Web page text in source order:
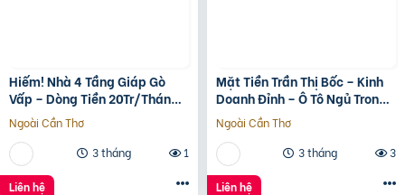
Hiếm! Nhà 4 Tầng Giáp Gò
Vấp – Dòng Tiền 20Tr/Tháng
– Tương Lai Ra Mặt Tiền 12M
Ngoài Cần Thơ
3 tháng
1
Liên hệ
Mặt Tiền Trần Thị Bốc – Kinh
Doanh Đỉnh – Ô Tô Ngủ Trong
Nhà
Ngoài Cần Thơ
3 tháng
3
Liên hệ